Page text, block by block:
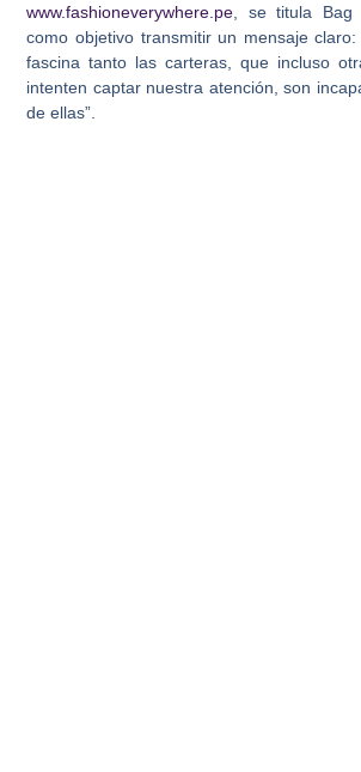
www.fashioneverywhere.pe , se titula
como objetivo transmitir un mensaje
fascina tanto las carteras, que incluso
intenten captar nuestra atención, son
de ellas”.